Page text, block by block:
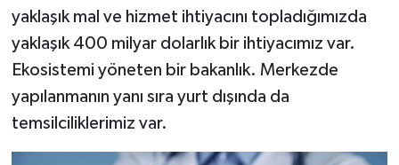
yaklaşık mal ve hizmet ihtiyacını topladığımızda
yaklaşık 400 milyar dolarlık bir ihtiyacımız var.
Ekosistemi yöneten bir bakanlık. Merkezde
yapılanmanın yanı sıra yurt dışında da
temsilciliklerimiz var.